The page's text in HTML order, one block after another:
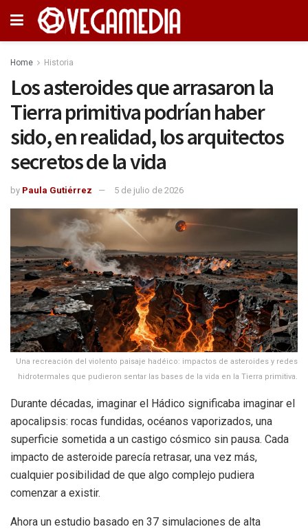
Home Historia
Los asteroides que arrasaron la
Tierra primitiva podrían haber
sido, en realidad, los arquitectos
secretos de la vida
by Paula Gutiérrez 5 de julio de 2026
Una recreación del violento paisaje hadéico: impactos de asteroides y redes
hidrotermales que pudieron sentar las bases de la vida en la Tierra primitiva.
Durante décadas, imaginar el Hádico significaba imaginar el
apocalipsis: rocas fundidas, océanos vaporizados, una
superficie sometida a un castigo cósmico sin pausa. Cada
impacto de asteroide parecía retrasar, una vez más,
cualquier posibilidad de que algo complejo pudiera
comenzar a existir.
Ahora un estudio basado en 37 simulaciones de alta